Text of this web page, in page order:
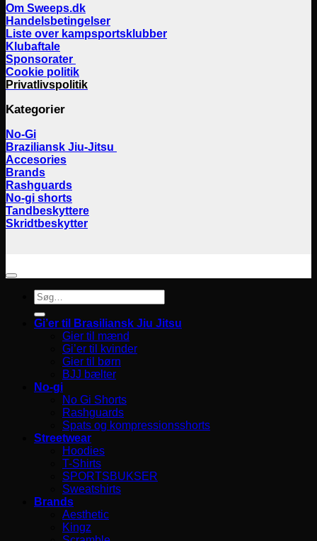
Om Sweeps.dk
Handelsbetingelser
Liste over kampsportsklubber
Klubaftale
Sponsorater
Cookie politik
Privatlivspolitik
Kategorier
No-Gi
Braziliansk Jiu-Jitsu
Accesories
Brands
Rashguards
No-gi shorts
Tandbeskyttere
Skridtbeskytter
Søg
efter:
Gi’er til Brasiliansk Jiu Jitsu
Gier til mænd
Gi’er til kvinder
Gier til børn
BJJ bælter
No-gi
No Gi Shorts
Rashguards
Spats og kompressionsshorts
Streetwear
Hoodies
T-Shirts
SPORTSBUKSER
Sweatshirts
Brands
Aesthetic
Kingz